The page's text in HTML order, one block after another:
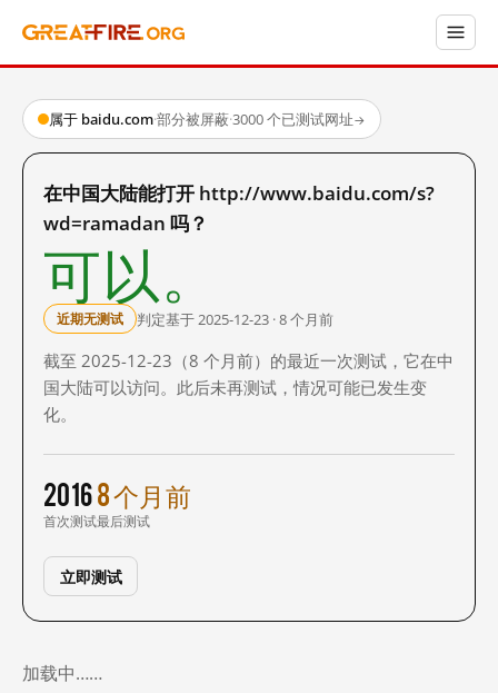
属于 baidu.com·部分被屏蔽·3000 个已测试网址→
在中国大陆能打开 http://www.baidu.com/s?
wd=ramadan 吗？
可以。
近期无测试 判定基于 2025-12-23 · 8 个月前
截至 2025-12-23（8 个月前）的最近一次测试，它在中
国大陆可以访问。此后未再测试，情况可能已发生变
化。
2016
首次测试
8 个月前
最后测试
立即测试
加载中……